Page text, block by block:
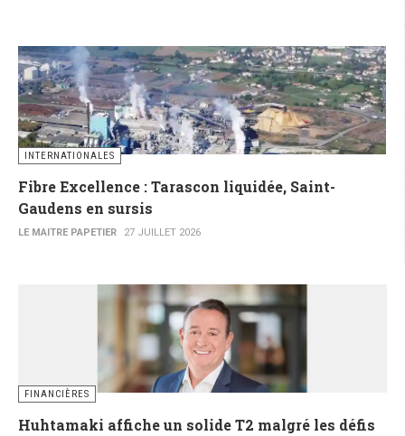
INTERNATIONALES
Fibre Excellence : Tarascon liquidée, Saint-
Gaudens en sursis
LE MAITRE PAPETIER 27 JUILLET 2026
FINANCIÈRES
Huhtamaki affiche un solide T2 malgré les défis